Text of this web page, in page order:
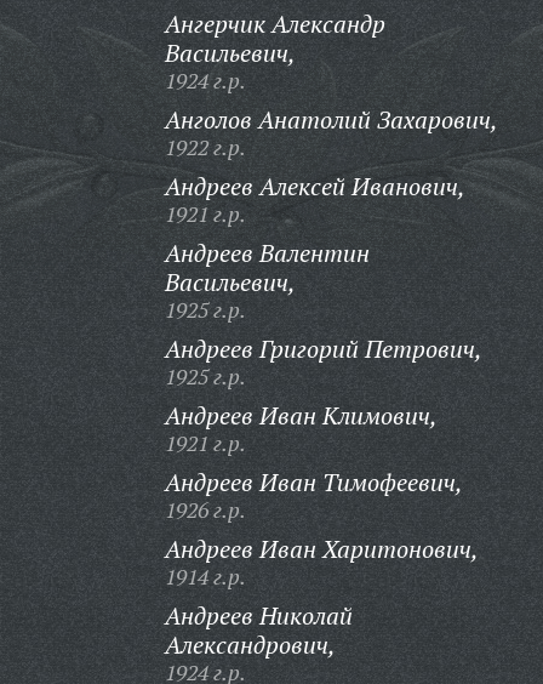
Ангерчик Александр
Васильевич,
1924 г.р.
Анголов Анатолий Захарович,
1922 г.р.
Андреев Алексей Иванович,
1921 г.р.
Андреев Валентин
Васильевич,
1925 г.р.
Андреев Григорий Петрович,
1925 г.р.
Андреев Иван Климович,
1921 г.р.
Андреев Иван Тимофеевич,
1926 г.р.
Андреев Иван Харитонович,
1914 г.р.
Андреев Николай
Александрович,
1924 г.р.